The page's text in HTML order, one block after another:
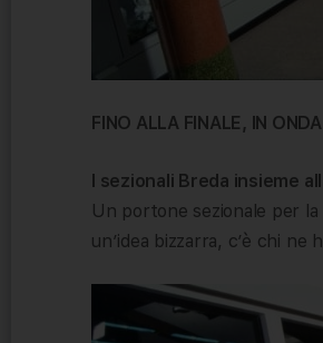
FINO ALLA FINALE, IN
I sezionali Breda insieme
Un portone sezionale per
un’idea bizzarra, c’è chi